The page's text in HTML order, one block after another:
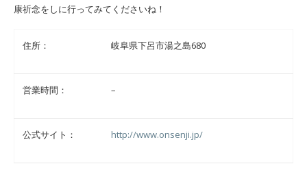
康祈念をしに行ってみてくださいね！
住所： 岐阜県下呂市湯之島680
営業時間： –
公式サイト： http://www.onsenji.jp/